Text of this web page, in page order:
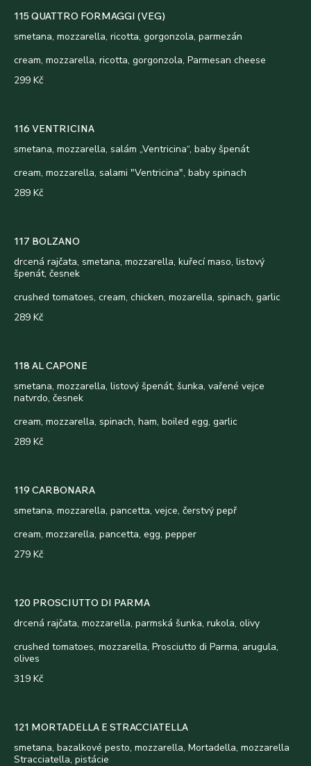
115 QUATTRO FORMAGGI (VEG)
smetana, mozzarella, ricotta, gorgonzola, parmezán
cream, mozzarella, ricotta, gorgonzola, Parmesan cheese
299 Kč
116 VENTRICINA
smetana, mozzarella, salám „Ventricina“, baby špenát
cream, mozzarella, salami "Ventricina", baby spinach
289 Kč
117 BOLZANO
drcená rajčata, smetana, mozzarella, kuřecí maso, listový
špenát, česnek
crushed tomatoes, cream, chicken, mozarella, spinach, garlic
289 Kč
118 AL CAPONE
smetana, mozzarella, listový špenát, šunka, vařené vejce
natvrdo, česnek
cream, mozzarella, spinach, ham, boiled egg, garlic
289 Kč
119 CARBONARA
smetana, mozzarella, pancetta, vejce, čerstvý pepř
cream, mozzarella, pancetta, egg, pepper
279 Kč
120 PROSCIUTTO DI PARMA
drcená rajčata, mozzarella, parmská šunka, rukola, olivy
crushed tomatoes, mozzarella, Prosciutto di Parma, arugula,
olives
319 Kč
121 MORTADELLA E STRACCIATELLA
smetana, bazalkové pesto, mozzarella, Mortadella, mozzarella
Stracciatella, pistácie